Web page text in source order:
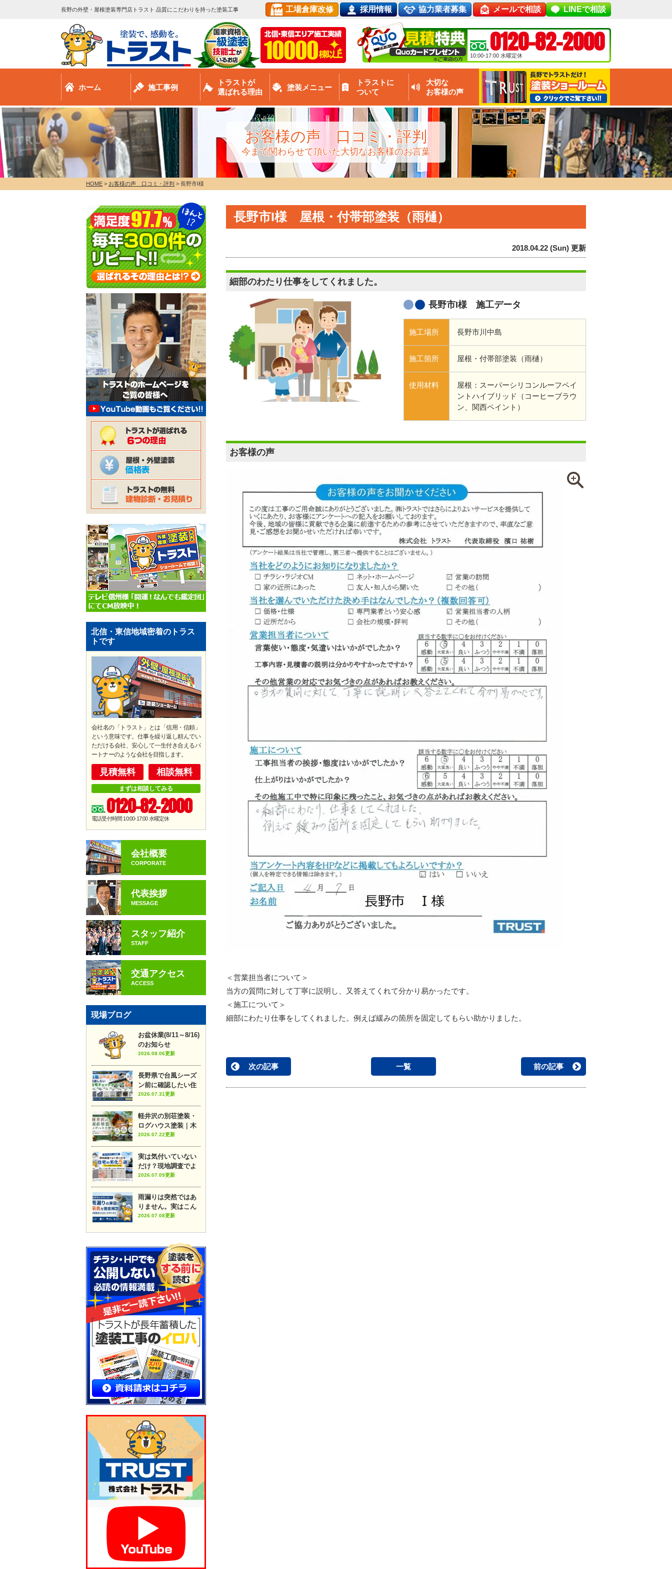
長野の外壁・屋根塗装専門店トラスト 品質にこだわりを持った塗装工事 工場倉庫改修 採用情報 協力業者募集 メールで相談 LINEで相談
0120-82-2000
10:00-17:00 水曜定休
ホーム 施工事例
トラストが
選ばれる理由
塗装メニュー
トラストに
ついて
大切な
お客様の声
お客様の声 口コミ・評判
今まで関わらせて頂いた大切なお客様のお言葉
HOME > お客様の声 口コミ・評判 > 長野市I様
長野市I様 屋根・付帯部塗装（雨樋）
2018.04.22 (Sun) 更新
細部のわたり仕事をしてくれました。
長野市I様 施工データ
施工場所 長野市川中島
施工箇所 屋根・付帯部塗装（雨樋）
使用材料
屋根：スーパーシリコンルーフペイ
ントハイブリッド（コーヒーブラウ
ン、関西ペイント）
お客様の声
＜営業担当者について＞
当方の質問に対して丁寧に説明し、又答えてくれて分かり易かったです。
＜施工について＞
細部にわたり仕事をしてくれました。例えば緩みの箇所を固定してもらい助かりました。
次の記事 一覧 前の記事
北信・東信地域密着のトラス
トです
会社名の「トラスト」とは「信用・信頼」
という意味です。仕事を繰り返し頼んでい
ただける会社、安心して一生付き合えるパ
ートナーのような会社を目指します。
見積無料 相談無料
まずは相談してみる
0120-82-2000
電話受付時間 10:00-17:00水曜定休
会社概要
CORPORATE
代表挨拶
MESSAGE
スタッフ紹介
STAFF
交通アクセス
ACCESS
現場ブログ
お盆休業(8/11～8/16)
のお知らせ
2026.08.06更新
長野県で台風シーズ
ン前に確認したい住
宅チェックポイント7
選
2026.07.31更新
軽井沢の別荘塗装・
ログハウス塗装｜木
部メンテナンスのポ
イントや施工事例を
プロが解説
2026.07.22更新
実は気付いていない
だけ？現地調査でよ
く見つかる住宅の劣
化5選
2026.07.09更新
雨漏りは突然ではあ
りません。実はこん
な前兆があります
2026.07.08更新